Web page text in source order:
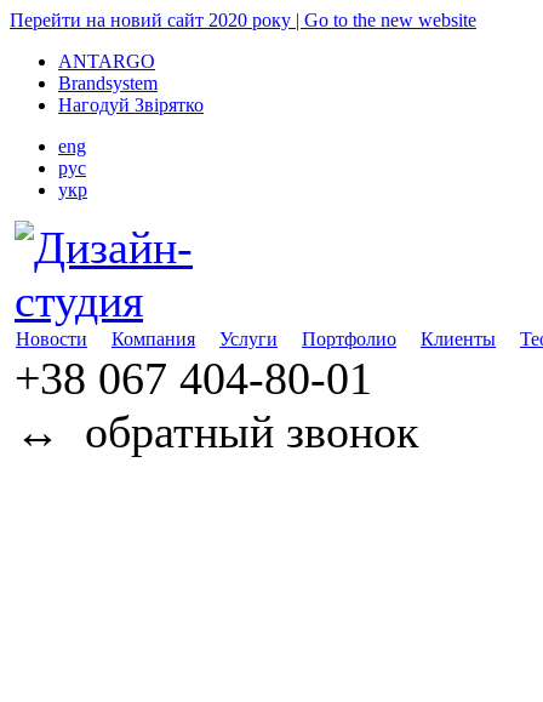
Перейти на новий сайт 2020 року | Go to the new website
ANTARGO
Brandsystem
Нагодуй Звірятко
eng
рус
укр
Новости Компания Услуги Портфолио Клиенты
+38 067 404-80-01
↔
обратный звонок